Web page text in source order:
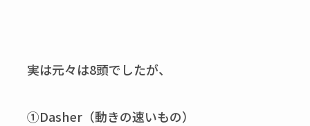
実は元々は8頭でしたが、
➀Dasher（動きの速いもの）